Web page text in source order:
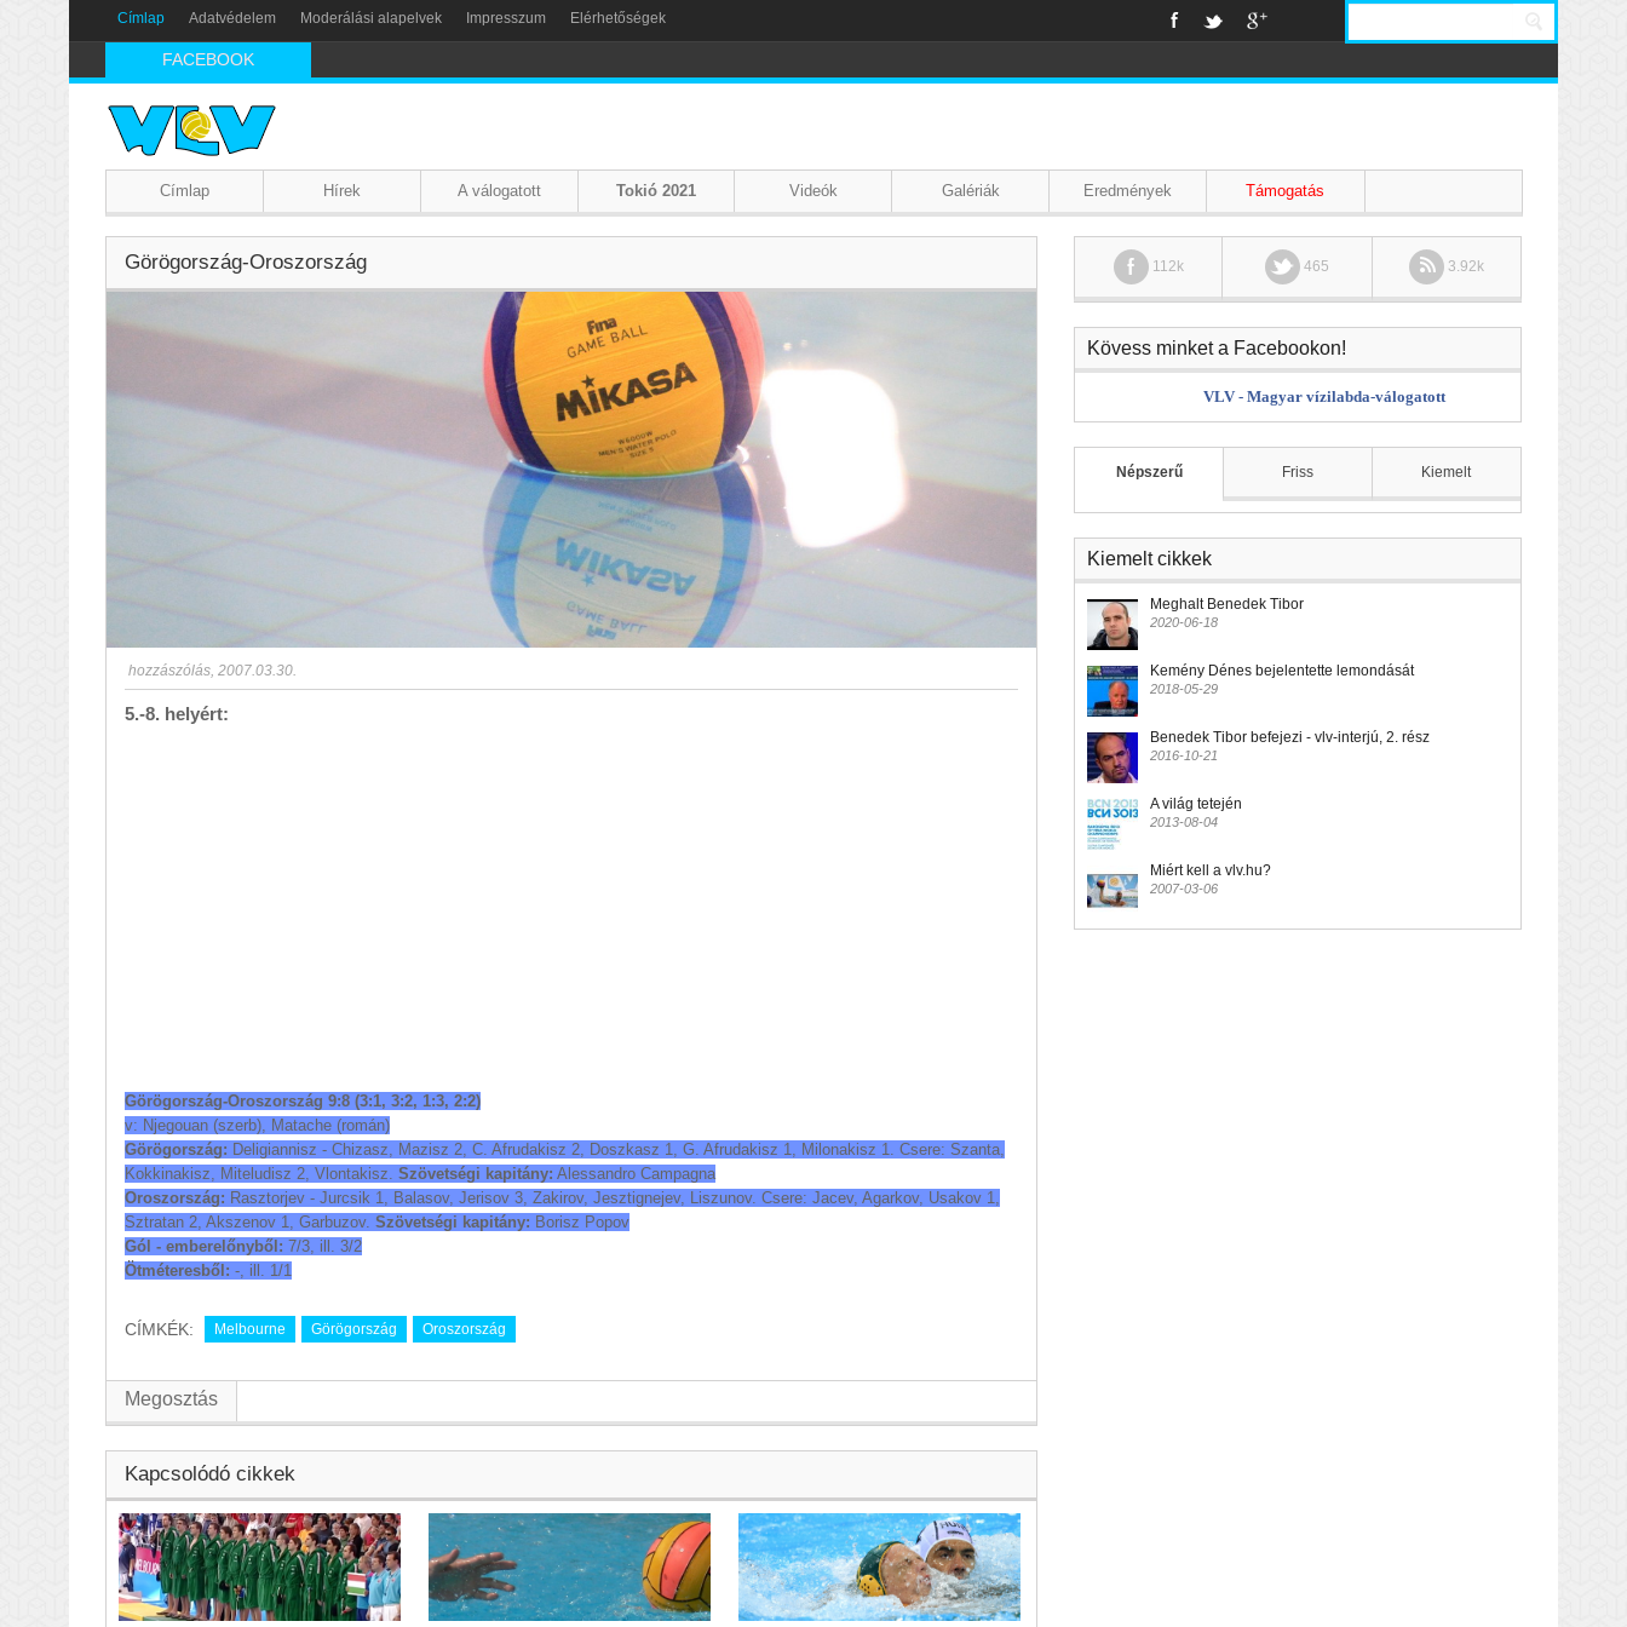
Címlap Adatvédelem Moderálási alapelvek Impresszum Elérhetőségek
FACEBOOK
Címlap Hírek A válogatott Tokió 2021 Videók Galériák Eredmények Támogatás
Görögország-Oroszország
hozzászólás, 2007.03.30.
5.-8. helyért:
Görögország-Oroszország 9:8 (3:1, 3:2, 1:3, 2:2)
v: Njegouan (szerb), Matache (román)
Görögország: Deligiannisz - Chizasz, Mazisz 2, C. Afrudakisz 2, Doszkasz 1, G. Afrudakisz 1, Milonakisz 1. Csere: Szanta,
Kokkinakisz, Miteludisz 2, Vlontakisz. Szövetségi kapitány: Alessandro Campagna
Oroszország: Rasztorjev - Jurcsik 1, Balasov, Jerisov 3, Zakirov, Jesztignejev, Liszunov. Csere: Jacev, Agarkov, Usakov 1,
Sztratan 2, Akszenov 1, Garbuzov. Szövetségi kapitány: Borisz Popov
Gól - emberelőnyből: 7/3, ill. 3/2
Ötméteresből: -, ill. 1/1
CÍMKÉK: Melbourne Görögország Oroszország
Megosztás
Kapcsolódó cikkek
112k 465 3.92k
Kövess minket a Facebookon!
VLV - Magyar vízilabda-válogatott
Népszerű Friss Kiemelt
Kiemelt cikkek
Meghalt Benedek Tibor
2020-06-18
Kemény Dénes bejelentette lemondását
2018-05-29
Benedek Tibor befejezi - vlv-interjú, 2. rész
2016-10-21
A világ tetején
2013-08-04
Miért kell a vlv.hu?
2007-03-06